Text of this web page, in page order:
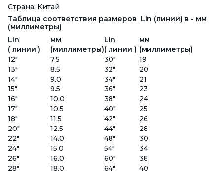
Страна: Китай
Таблица соответствия размеров Lin (линии) в - мм
(миллиметры)
Lin
мм Lin
мм
( линии )
(миллиметры)( линии ) (миллиметры)
12"
7.5 30"
19
13"
8.5 32"
20
14"
9.0 34"
21
15"
9.5 36"
23
16"
10.0 38"
24
17"
10.5 40"
25
18"
11.5 42"
26
20"
12.5 44"
28
22"
14.0 48"
30
24"
15.0 54"
34
26"
16.0 60"
38
28"
18.0 64" 40